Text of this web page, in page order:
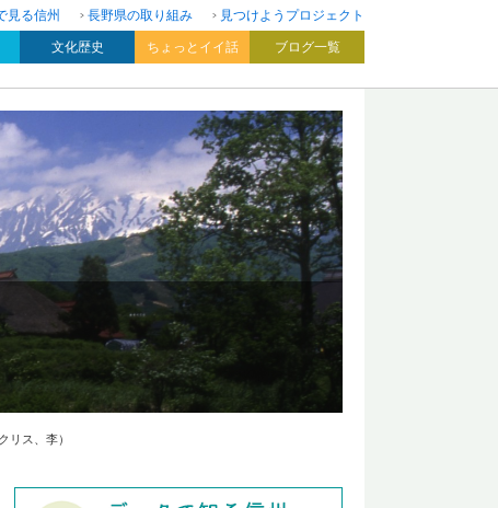
見る信州 長野県の取り組み
見つけようプロジェクト
文化歴史 ちょっとイイ話 ブログ一覧
リス、李）